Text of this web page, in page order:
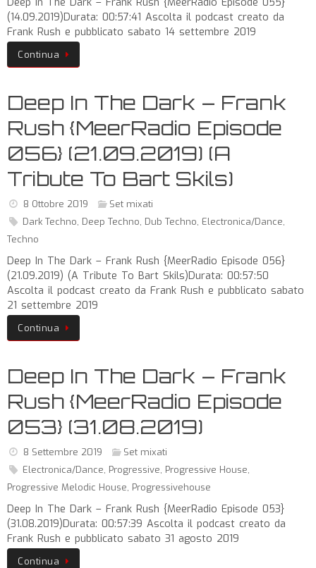
(14.09.2019)Durata: 00:57:41 Ascolta il podcast creato da
Frank Rush e pubblicato sabato 14 settembre 2019
Continua
Deep In The Dark – Frank
Rush {MeerRadio Episode
056} (21.09.2019) (A
Tribute To Bart Skils)
8 Ottobre 2019
Set mixati
Dark Techno, Deep Techno, Dub Techno, Electronica/Dance,
Techno
Deep In The Dark – Frank Rush {MeerRadio Episode 056}
(21.09.2019) (A Tribute To Bart Skils)Durata: 00:57:50
Ascolta il podcast creato da Frank Rush e pubblicato sabato
21 settembre 2019
Continua
Deep In The Dark – Frank
Rush {MeerRadio Episode
053} (31.08.2019)
8 Settembre 2019
Set mixati
Electronica/Dance, Progressive, Progressive House,
Progressive Melodic House, Progressivehouse
Deep In The Dark – Frank Rush {MeerRadio Episode 053}
(31.08.2019)Durata: 00:57:39 Ascolta il podcast creato da
Frank Rush e pubblicato sabato 31 agosto 2019
Continua